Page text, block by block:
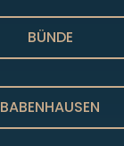
BÜNDE
BABENHAUSEN